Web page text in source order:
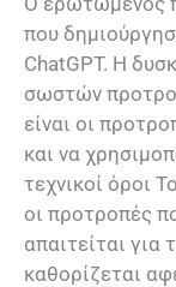
που
ChatGPT. Η
σωστών
είναι οι
και να
τεχνικοί όροι
οι προτροπές
απαιτείται
καθορίζεται